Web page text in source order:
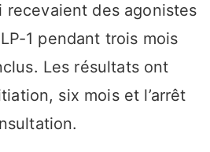
recevaient des agonistes
1 pendant trois mois
Les résultats ont
six mois et l’arrêt